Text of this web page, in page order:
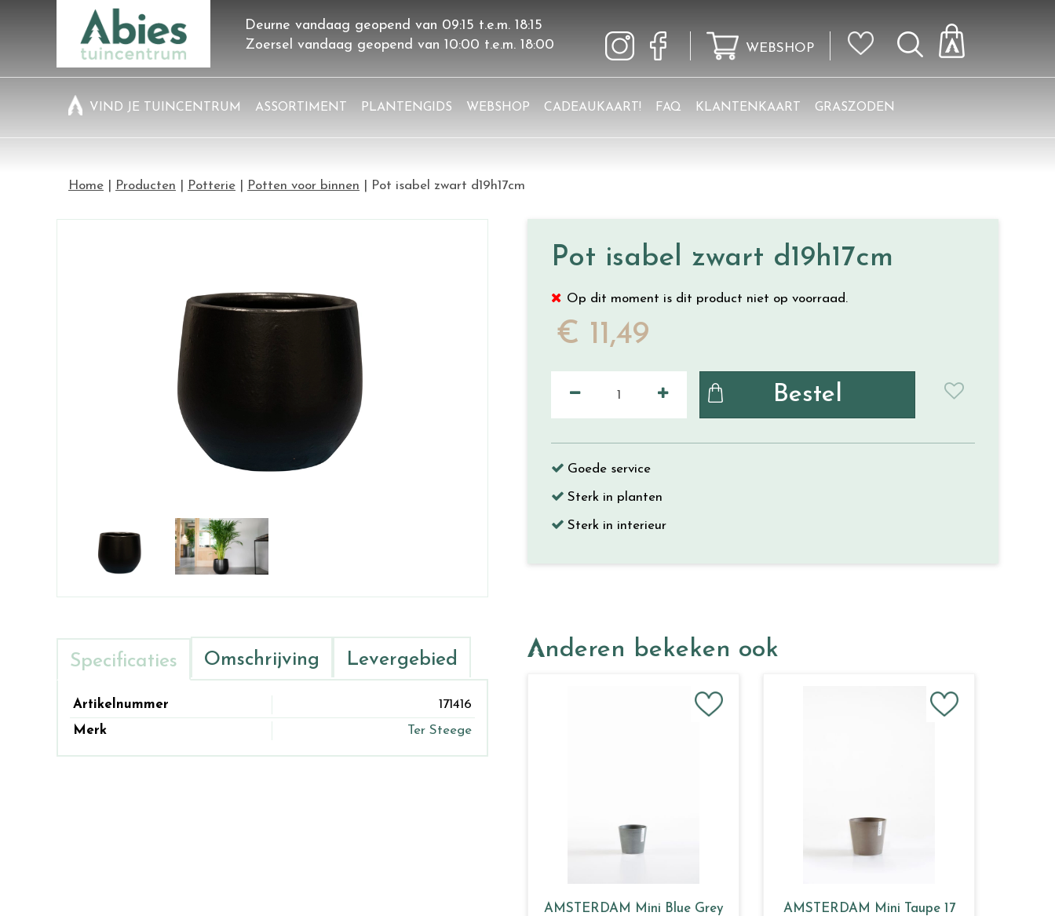
Home Producten Potterie Potten voor binnen Pot isabel zwart d19h17cm
Deurne vandaag geopend van 09:15 t.e.m. 18:15
Zoersel vandaag geopend van 10:00 t.e.m. 18:00 WEBSHOP
VIND JE TUINCENTRUM ASSORTIMENT PLANTENGIDS WEBSHOP CADEAUKAART! FAQ KLANTENKAART GRASZODEN
Pot isabel zwart d19h17cm
Op dit moment is dit product niet op voorraad.
€ 11,49
Goede service
Sterk in planten
Sterk in interieur
Specificaties Omschrijving Levergebied
Artikelnummer
171416
Merk
Ter Steege
Anderen bekeken ook
AMSTERDAM Mini Blue Grey
AMSTERDAM Mini Taupe 17